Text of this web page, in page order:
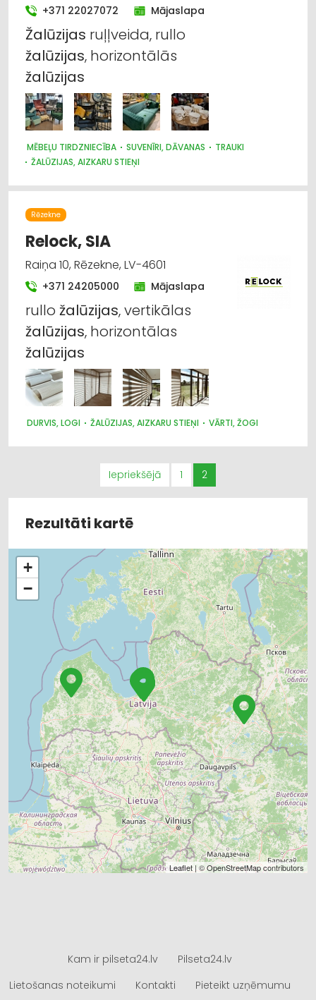
+371 22027072 Mājaslapa
Žalūzijas ruļļveida, rullo
žalūzijas, horizontālās
žalūzijas
MĒBEĻU TIRDZNIECĪBA SUVENĪRI, DĀVANAS
TRAUKI
ŽALŪZIJAS, AIZKARU STIEŅI
Rēzekne
Relock, SIA
Raiņa 10, Rēzekne, LV-4601
+371 24205000 Mājaslapa
rullo žalūzijas, vertikālas
žalūzijas, horizontālas
žalūzijas
DURVIS, LOGI ŽALŪZIJAS, AIZKARU STIEŅI VĀRTI, ŽOGI
Iepriekšējā 1 2
Rezultāti kartē
+
−
Leaflet | ©OpenStreetMapcontributors
Kam ir pilseta24.lv
Pilseta24.lv
Lietošanas noteikumi
Kontakti Pieteikt uzņēmumu